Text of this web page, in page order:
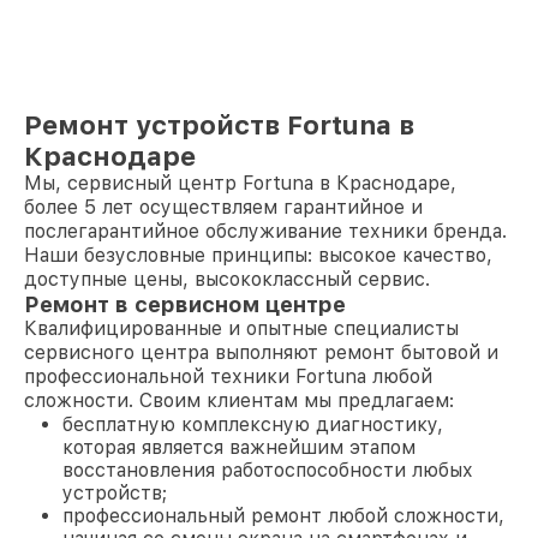
Ремонт устройств Fortuna в
Краснодаре
Мы, сервисный центр Fortuna в Краснодаре,
более 5 лет осуществляем гарантийное и
послегарантийное обслуживание техники бренда.
Наши безусловные принципы: высокое качество,
доступные цены, высококлассный сервис.
Ремонт в сервисном центре
Квалифицированные и опытные специалисты
сервисного центра выполняют ремонт бытовой и
профессиональной техники Fortuna любой
сложности. Своим клиентам мы предлагаем:
бесплатную комплексную диагностику,
которая является важнейшим этапом
восстановления работоспособности любых
устройств;
профессиональный ремонт любой сложности,